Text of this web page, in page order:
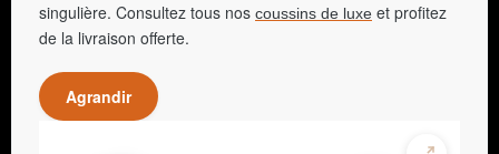
singulière. Consultez tous nos coussins de luxe et profitez
de la livraison offerte.
Agrandir